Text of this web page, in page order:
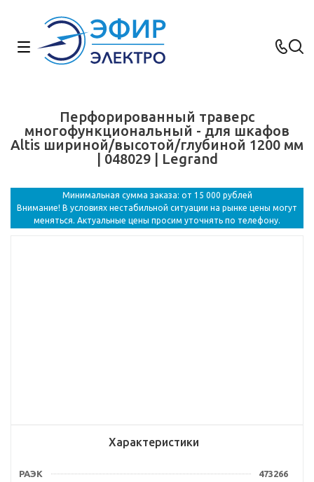
Перфорированный траверс
многофункциональный - для шкафов
Altis шириной/высотой/глубиной 1200 мм
| 048029 | Legrand
Минимальная сумма заказа: от 15 000 рублей
Внимание! В условиях нестабильной ситуации на рынке цены могут
меняться. Актуальные цены просим уточнять по телефону.
Характеристики
РАЭК
473266